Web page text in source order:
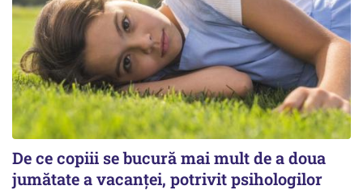
De ce copiii se bucură mai mult de a doua
jumătate a vacanței, potrivit psihologilor